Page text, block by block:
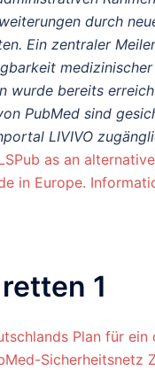
durch
Ein zentraler
medizinischer
wurde bereits
PubMed sind
LIVIVO
as an
in Europe.
1
Plan für ein
Sicherheitsnetz